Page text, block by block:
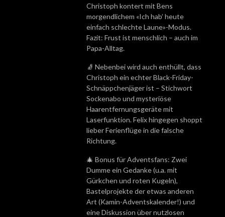
Christoph kontert mit Bens
morgendlichem «Ich hab’ heute
einfach schlechte Laune»-Modus.
Fazit: Frust ist menschlich – auch im
Papa-Alltag.
🧦 Nebenbei wird auch enthüllt, dass
Christoph ein echter Black-Friday-
Schnäppchenjäger ist – Stichwort
Sockenabo und mysteriöse
Haarentfernungsgeräte mit
Laserfunktion. Felix hingegen shoppt
lieber Ferienflüge in die falsche
Richtung.
🎄 Bonus für Adventsfans: Zwei
Dumme ein Gedanke (u.a. mit
Gürkchen und roten Kugeln),
Bastelprojekte der etwas anderen
Art (Kamin-Adventskalender!) und
eine Diskussion über nutzlosen